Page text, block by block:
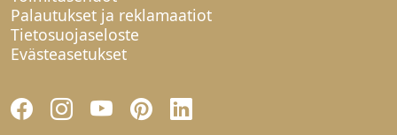
Palautukset ja reklamaatiot
Tietosuojaseloste
Evästeasetukset